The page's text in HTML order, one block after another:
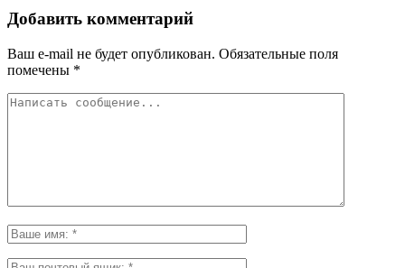
Добавить комментарий
Ваш e-mail не будет опубликован. Обязательные поля
помечены *